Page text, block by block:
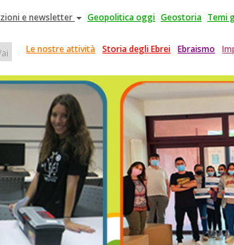
e newsletter Geopolitica oggi Geostoria Temi
Le nostre attività Storia degli Ebrei Ebraismo